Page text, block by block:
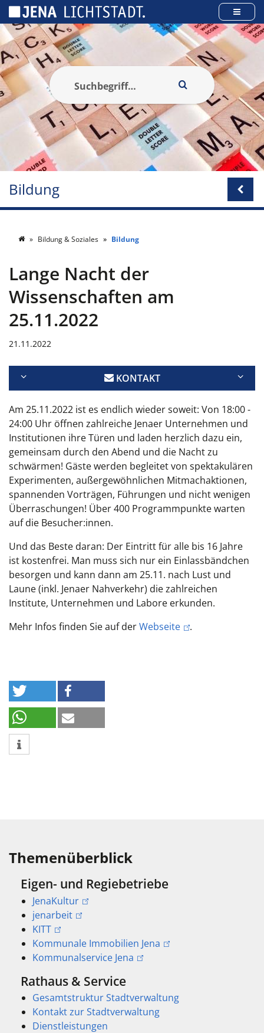
Bildung
Bildung & Soziales Bildung
Lange Nacht der
Wissenschaften am
25.11.2022
21.11.2022
KONTAKT
Am 25.11.2022 ist es endlich wieder soweit: Von 18:00 -
24:00 Uhr öffnen zahlreiche Jenaer Unternehmen und
Institutionen ihre Türen und laden herzlich dazu ein,
gemeinsam durch den Abend und die Nacht zu
schwärmen! Gäste werden begleitet von spektakulären
Experimenten, außergewöhnlichen Mitmachaktionen,
spannenden Vorträgen, Führungen und nicht wenigen
Überraschungen! Über 400 Programmpunkte warten
auf die Besucher:innen.
Und das Beste daran: Der Eintritt für alle bis 16 Jahre
ist kostenfrei. Man muss sich nur ein Einlassbändchen
besorgen und kann dann am 25.11. nach Lust und
Laune (inkl. Jenaer Nahverkehr) die zahlreichen
Institute, Unternehmen und Labore erkunden.
Mehr Infos finden Sie auf derWebseite .
Themenüberblick
Eigen- und Regiebetriebe
JenaKultur
jenarbeit
KITT
Kommunale Immobilien Jena
Kommunalservice Jena
Rathaus & Service
Gesamtstruktur Stadtverwaltung
Kontakt zur Stadtverwaltung
Dienstleistungen
Cookie-Einstellungen